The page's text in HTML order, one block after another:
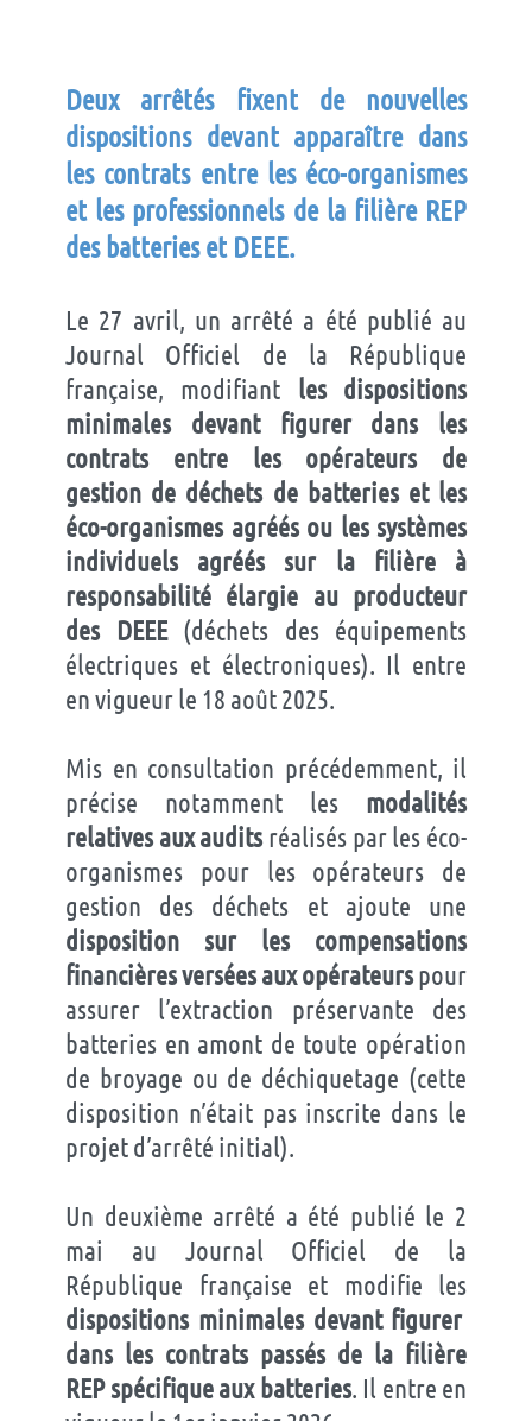
Deux arrêtés fixent de nouvelles
dispositions devant apparaître dans
les contrats entre les éco-organismes
et les professionnels de la filière REP
des batteries et DEEE.
Le 27 avril, un arrêté a été publié au
Journal Officiel de la République
française, modifiant les dispositions
minimales devant figurer dans les
contrats entre les opérateurs de
gestion de déchets de batteries et les
éco-organismes agréés ou les systèmes
individuels agréés sur la filière à
responsabilité élargie au producteur
des DEEE (déchets des équipements
électriques et électroniques). Il entre
en vigueur le 18 août 2025.
Mis en consultation précédemment, il
précise notamment les modalités
relatives aux auditsréalisés par les éco-
organismes pour les opérateurs de
gestion des déchets et ajoute une
disposition sur les compensations
financières versées aux opérateurspour
assurer l’extraction préservante des
batteries en amont de toute opération
de broyage ou de déchiquetage (cette
disposition n’était pas inscrite dans le
projet d’arrêté initial).
Un deuxième arrêté a été publié le 2
mai au Journal Officiel de la
République française et modifie les
dispositions minimales devant figurer
dans les contrats passés de la filière
REP spécifique aux batteries. Il entre en